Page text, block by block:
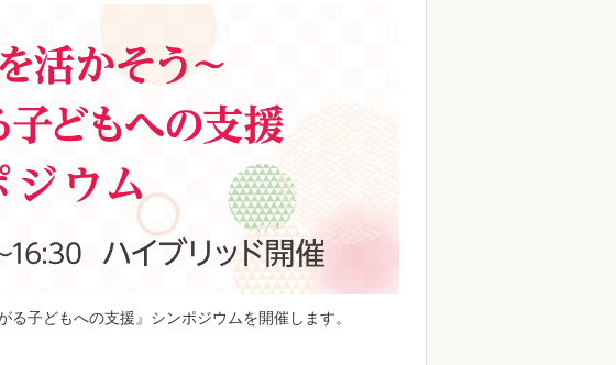
子どもへの支援』シンポジウムを開催します。